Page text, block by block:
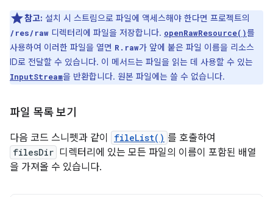
참고: 설치 시 스트림으로 파일에 액세스해야 한다면 프로젝트의
/res/raw 디렉터리에 파일을 저장합니다. openRawResource()를
사용하여 이러한 파일을 열면 R.raw가 앞에 붙은 파일 이름을 리소스
ID로 전달할 수 있습니다. 이 메서드는 파일을 읽는 데 사용할 수 있는
InputStream을 반환합니다. 원본 파일에는 쓸 수 없습니다.
파일 목록 보기
다음 코드 스니펫과 같이 fileList() 를 호출하여
filesDir 디렉터리에 있는 모든 파일의 이름이 포함된 배열
을 가져올 수 있습니다.